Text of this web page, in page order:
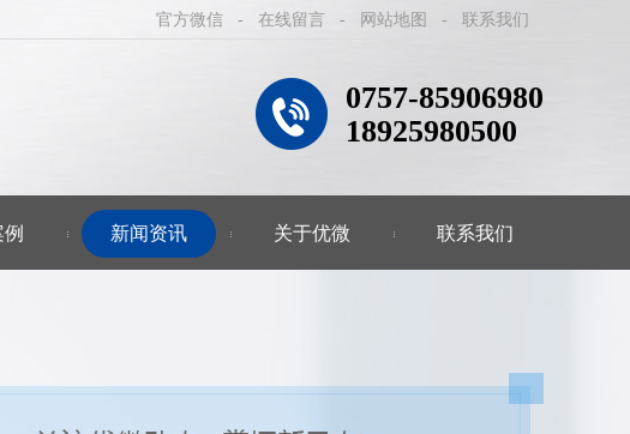
官方微信 - 在线留言 - 网站地图 - 联系我们
0757-85906980
18925980500
新闻资讯 关于优微 联系我们